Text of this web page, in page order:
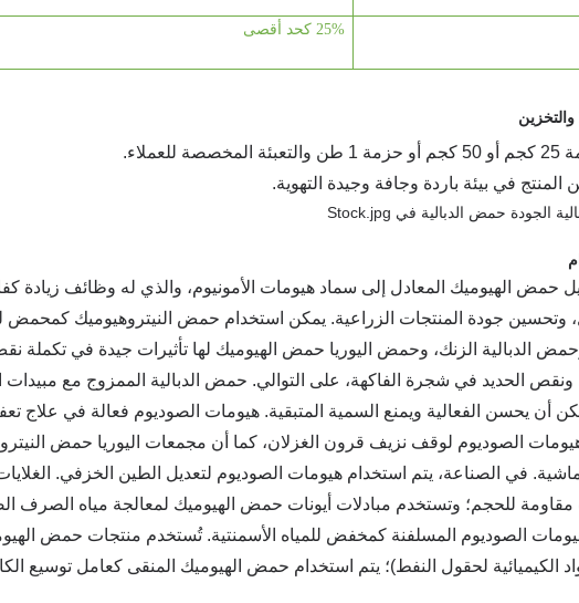
25% كحد أقصى
المنتج في بيئة باردة وجافة وجيدة التهوية.
حمض الهيوميك المعادل إلى سماد هيومات الأمونيوم، والذي له وظائف زيادة
وتحسين جودة المنتجات الزراعية. يمكن استخدام حمض النيتروهيوميك كمحمض
وحمض الدبالية الزنك، وحمض اليوريا حمض الهيوميك لها تأثيرات جيدة في تكملة
ونقص الحديد في شجرة الفاكهة، على التوالي. حمض الدبالية الممزوج مع مبيدات
أن يحسن الفعالية ويمنع السمية المتبقية. هيومات الصوديوم فعالة في علاج
الصوديوم لوقف نزيف قرون الغزلان، كما أن مجمعات اليوريا حمض
في الصناعة، يتم استخدام هيومات الصوديوم لتعديل الطين الخزفي.
مقاومة للحجم؛ وتستخدم مبادلات أيونات حمض الهيوميك لمعالجة مياه الصرف
الصوديوم المسلفنة كمخفض للمياه الأسمنتية. تُستخدم منتجات حمض
الكيميائية لحقول النفط)؛ يتم استخدام حمض الهيوميك المنقى كعامل توسيع